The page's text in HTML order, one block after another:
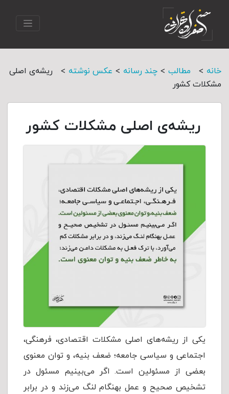
خانه > مطالب > چند رسانه > عکس نوشته >
ریشه‌ی اصلی
مشکلات کشور
ریشه‌ی اصلی مشکلات کشور
یکى از ریشه‌هاى اصلی مشکلات اقتصادى، فرهنگى،
اجتماعى و سیاسى جامعه؛ ضعف بنیه، و توان معنوی
بعضی از مسئولین است. اگر می‌بینیم مسئول در
تشخیص صحیح و عمل بهنگام لنگ می‌زند و در برابر